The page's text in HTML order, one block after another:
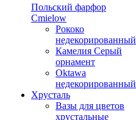
Польский фарфор
Сmielow
Рококо
недекорированный
Камелия Серый
орнамент
Oktawa
недекорированный
Хрусталь
Вазы для цветов
хрустальные